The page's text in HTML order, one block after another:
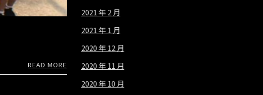
READ MORE
2021 年 2 月
2021 年 1 月
2020 年 12 月
2020 年 11 月
2020 年 10 月